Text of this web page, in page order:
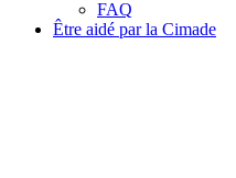
FAQ
Être aidé par la Cimade